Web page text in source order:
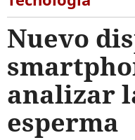
Nuevo
analizar
esperma